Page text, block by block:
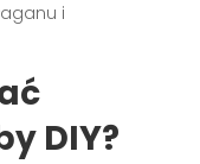
i
DIY?